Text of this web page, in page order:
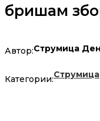
бришам
Автор:Струмица
Категории:Струмица